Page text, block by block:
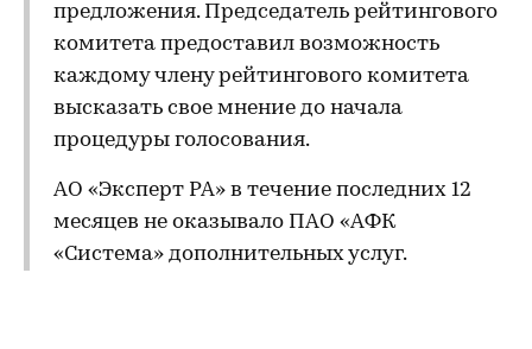
предложения. Председатель рейтингового
комитета предоставил возможность
каждому члену рейтингового комитета
высказать свое мнение до начала
процедуры голосования.
АО «Эксперт РА» в течение последних 12
месяцев не оказывало ПАО «АФК
«Система» дополнительных услуг.